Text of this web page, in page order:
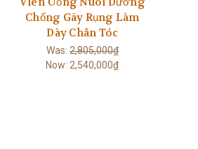
Chống Gãy Rụng Làm
Dày Chân Tóc
Was:2,805,000₫
Now: 2,540,000₫